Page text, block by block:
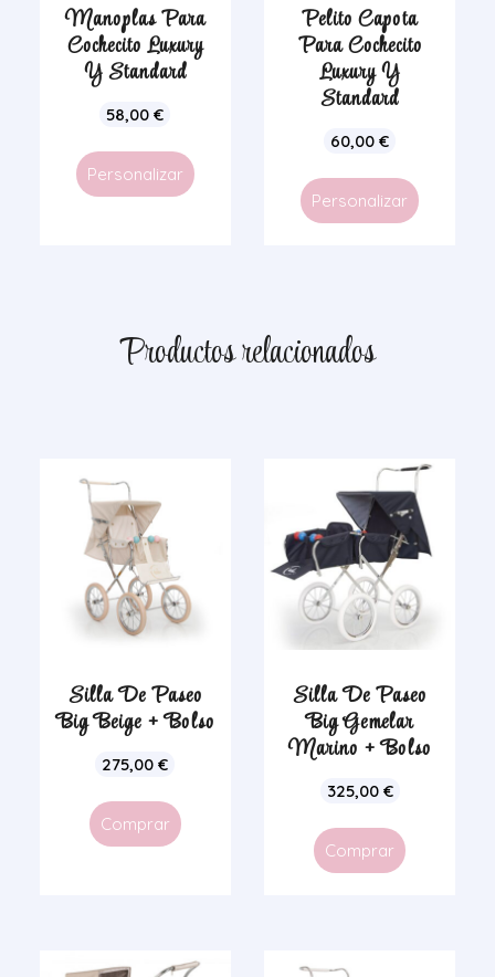
Manoplas Para
Cochecito Luxury
Y Standard
58,00€
Personalizar
Pelito Capota
Para Cochecito
Luxury Y
Standard
60,00€
Personalizar
Productos relacionados
Silla De Paseo
Big Beige + Bolso
275,00€
Comprar
Silla De Paseo
Big Gemelar
Marino + Bolso
325,00 €
Comprar